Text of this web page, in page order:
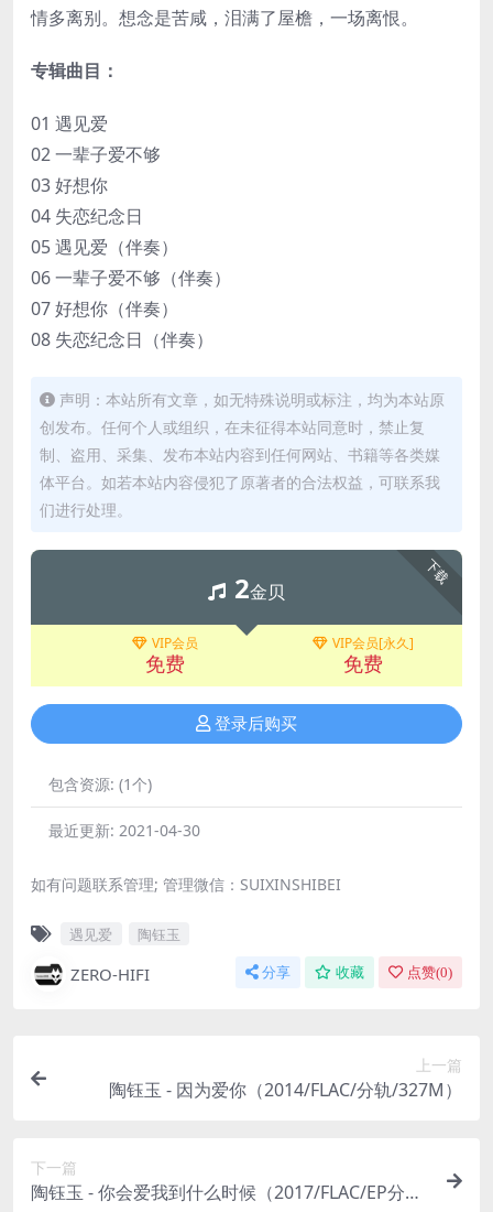
情多离别。想念是苦咸，泪满了屋檐，一场离恨。
专辑曲目：
01 遇见爱
02 一辈子爱不够
03 好想你
04 失恋纪念日
05 遇见爱（伴奏）
06 一辈子爱不够（伴奏）
07 好想你（伴奏）
08 失恋纪念日（伴奏）
声明：本站所有文章，如无特殊说明或标注，均为本站原
创发布。任何个人或组织，在未征得本站同意时，禁止复
制、盗用、采集、发布本站内容到任何网站、书籍等各类媒
体平台。如若本站内容侵犯了原著者的合法权益，可联系我
们进行处理。
下载
2金贝
VIP会员
免费
VIP会员[永久]
免费
登录后购买
包含资源: (1个)
最近更新: 2021-04-30
如有问题联系管理; 管理微信：SUIXINSHIBEI
遇见爱 陶钰玉
ZERO-HIFI 分享 收藏 点赞(0)
上一篇
陶钰玉 - 因为爱你（2014/FLAC/分轨/327M）
下一篇
陶钰玉 - 你会爱我到什么时候（2017/FLAC/EP分轨/